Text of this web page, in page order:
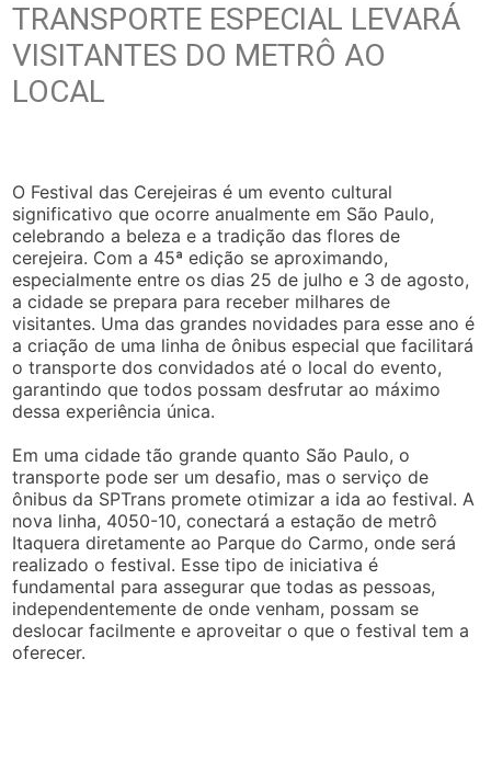
TRANSPORTE ESPECIAL LEVARÁ
VISITANTES DO METRÔ AO
LOCAL
O Festival das Cerejeiras é um evento cultural
significativo que ocorre anualmente em São Paulo,
celebrando a beleza e a tradição das flores de
cerejeira. Com a 45ª edição se aproximando,
especialmente entre os dias 25 de julho e 3 de agosto,
a cidade se prepara para receber milhares de
visitantes. Uma das grandes novidades para esse ano é
a criação de uma linha de ônibus especial que facilitará
o transporte dos convidados até o local do evento,
garantindo que todos possam desfrutar ao máximo
dessa experiência única.
Em uma cidade tão grande quanto São Paulo, o
transporte pode ser um desafio, mas o serviço de
ônibus da SPTrans promete otimizar a ida ao festival. A
nova linha, 4050-10, conectará a estação de metrô
Itaquera diretamente ao Parque do Carmo, onde será
realizado o festival. Esse tipo de iniciativa é
fundamental para assegurar que todas as pessoas,
independentemente de onde venham, possam se
deslocar facilmente e aproveitar o que o festival tem a
oferecer.